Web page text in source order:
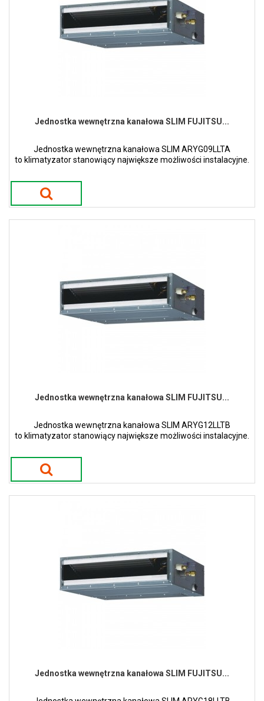
Jednostka wewnętrzna kanałowa SLIM FUJITSU...
Jednostka wewnętrzna kanałowa SLIM ARYG09LLTA
to klimatyzator stanowiący największe możliwości instalacyjne.
Jednostka wewnętrzna kanałowa SLIM FUJITSU...
Jednostka wewnętrzna kanałowa SLIM ARYG12LLTB
to klimatyzator stanowiący największe możliwości instalacyjne.
Jednostka wewnętrzna kanałowa SLIM FUJITSU...